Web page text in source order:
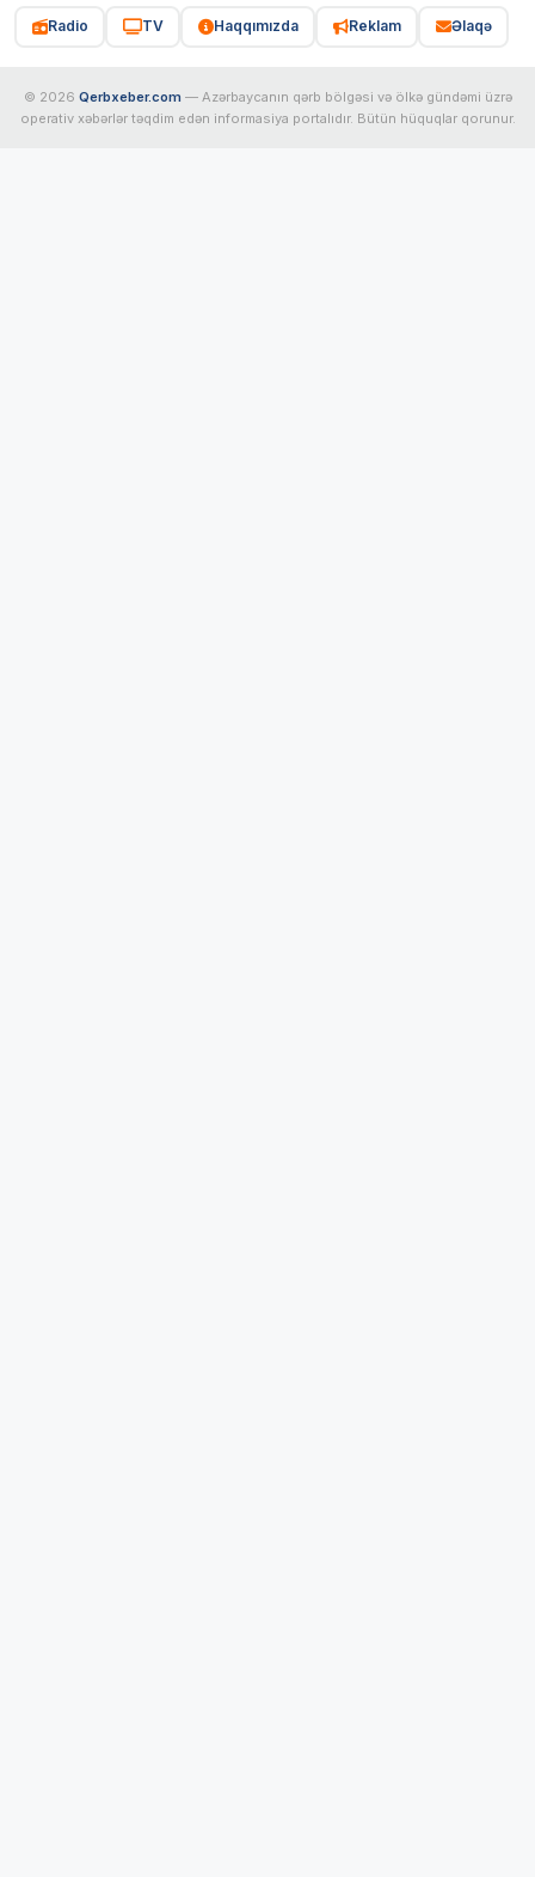
Radio TV Haqqımızda Reklam Əlaqə
© 2026 Qerbxeber.com — Azərbaycanın qərb bölgəsi və ölkə gündəmi üzrə
operativ xəbərlər təqdim edən informasiya portalıdır. Bütün hüquqlar qorunur.